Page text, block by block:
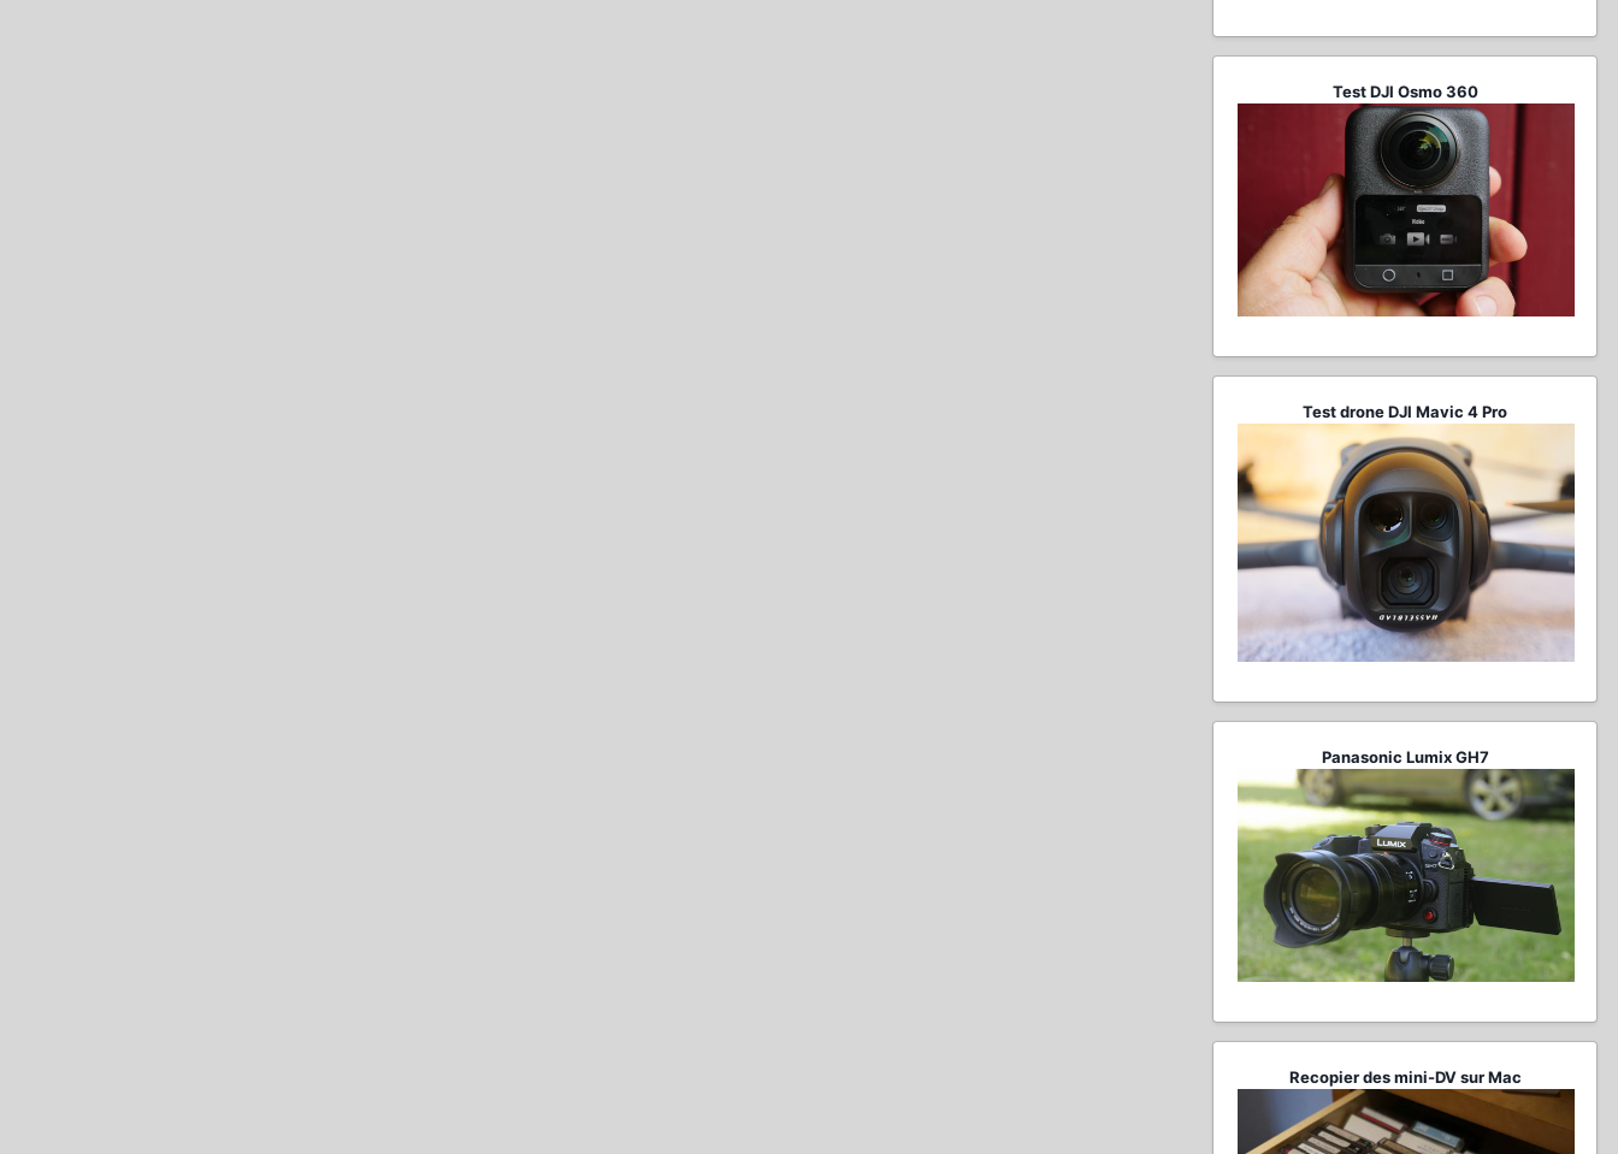
Test DJI Osmo 360
Test drone DJI Mavic 4 Pro
Panasonic Lumix GH7
Recopier des mini-DV sur Mac